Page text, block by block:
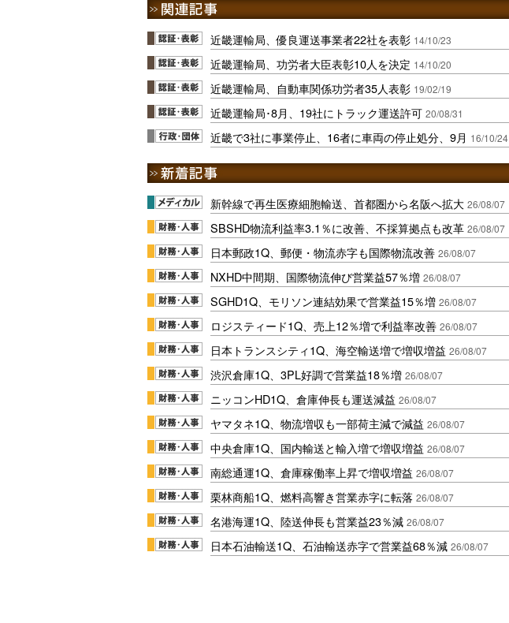
近畿運輸局、優良運送事業者22社を表彰 14/10/23
近畿運輸局、功労者大臣表彰10人を決定 14/10/20
近畿運輸局、自動車関係功労者35人表彰 19/02/19
近畿運輸局･8月、19社にトラック運送許可 20/08/31
近畿で3社に事業停止、16者に車両の停止処分、9月 16/10/24
新幹線で再生医療細胞輸送、首都圏から名阪へ拡大 26/08/07
SBSHD物流利益率3.1％に改善、不採算拠点も改革 26/08/07
日本郵政1Q、郵便・物流赤字も国際物流改善 26/08/07
NXHD中間期、国際物流伸び営業益57％増 26/08/07
SGHD1Q、モリソン連結効果で営業益15％増 26/08/07
ロジスティード1Q、売上12％増で利益率改善 26/08/07
日本トランスシティ1Q、海空輸送増で増収増益 26/08/07
渋沢倉庫1Q、3PL好調で営業益18％増 26/08/07
ニッコンHD1Q、倉庫伸長も運送減益 26/08/07
ヤマタネ1Q、物流増収も一部荷主減で減益 26/08/07
中央倉庫1Q、国内輸送と輸入増で増収増益 26/08/07
南総通運1Q、倉庫稼働率上昇で増収増益 26/08/07
栗林商船1Q、燃料高響き営業赤字に転落 26/08/07
名港海運1Q、陸送伸長も営業益23％減 26/08/07
日本石油輸送1Q、石油輸送赤字で営業益68％減 26/08/07